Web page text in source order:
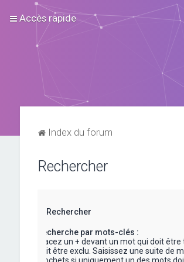
Accès rapide
Index du forum
Rechercher
Rechercher
Recherche par mots-clés :
Placez un + devant un mot qui doit être
doit être exclu. Saisissez une suite de